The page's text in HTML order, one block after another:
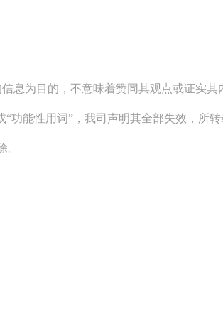
息为目的，不意味着赞同其观点或证实
功能性用词”，我司声明其全部失效，所